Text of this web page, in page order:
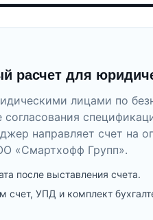
расчет для
лицами по
согласования
направляет счет на
«Смартхофф Групп».
после выставления счета.
счет, УПД и комплект